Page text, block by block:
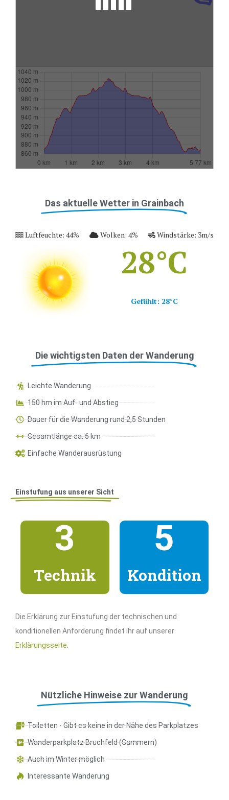
Das aktuelle Wetter in Grainbach
28°C
Gefühlt: 28°C
Luftfeuchte: 44% Wolken: 4% Windstärke: 3m/s
Die wichtigsten Daten der Wanderung
Leichte Wanderung
150 hm im Auf- und Abstieg
Dauer für die Wanderung rund 2,5 Stunden
Gesamtlänge ca. 6 km
Einfache Wanderausrüstung
Einstufung aus unserer Sicht
Technik
3
Kondition
5
Die Erklärung zur Einstufung der technischen und
konditionellen Anforderung findet ihr auf unserer
Erklärungsseite
Nützliche Hinweise zur Wanderung
Toiletten - Gibt es keine in der Nähe des Parkplatzes
Wanderparkplatz Bruchfeld (Gammern)
Auch im Winter möglich
Interessante Wanderung